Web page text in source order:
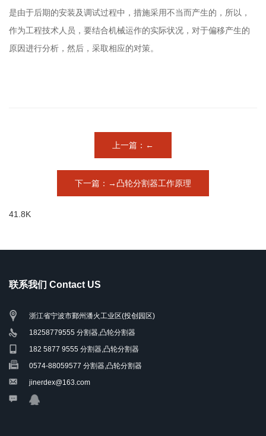
是由于后期的安装及调试过程中，措施采用不当而产生的，所以，
作为工程技术人员，要结合机械运作的实际状况，对于偏移产生的
原因进行分析，然后，采取相应的对策。
上一篇：←
下一篇：→凸轮分割器工作原理
41.8K
联系我们 Contact US
浙江省宁波市鄞州潘火工业区(投创园区)
18258779555 分割器,凸轮分割器
182 5877 9555 分割器,凸轮分割器
0574-88059577 分割器,凸轮分割器
jinerdex@163.com